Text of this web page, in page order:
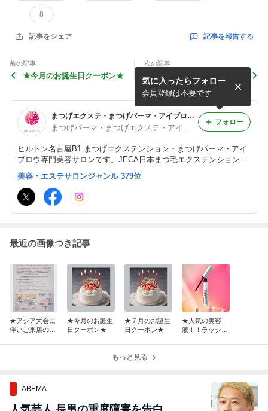
8
記事をシェア 記事を報告する
前の記事
★今月のお誕生日クーポン★
次の記事
★７月のお誕生日クーポン★
まつげエクステ・まつげパーマ・アイブロウ専門BE STYLE 名古屋ヒルトン店 staff blog
ヒルトン名古屋B1 まつげエクステンション・まつげパーマ・アイ
ブロウ専門美容サロンです。JECA日本まつ毛エクステンション認
定サロンです。 各種スクールも開講中です！！
気に入ったらフォロー
会員登録は不要です
フォロー
美容・エステサロンジャンル 379位
最近の画像つき記事
★アジア大会に
伴いご来店のお
★今月のお誕生
日クーポン★
★７月のお誕生
日クーポン★
★人気の美容
液！！ラッシュ
もっと見る
ABEMA